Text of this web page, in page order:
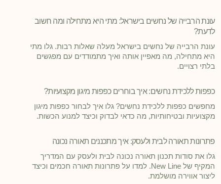
עונת הרבייה של נחשים בישראל: מתי היא מתחילה ומה חשוב
לדעת?
עונת הרבייה של נחשים בישראל מעלה שאלות רבות. גלו מתי
היא מתחילה, מה מאפיין אותה ואיך מתמודדים עם מפגשים
בלתי רצויים.
כפפות ללכידת נחשים: איך בוחרים כפפות מיגון מקצועיות?
מחפשים כפפות ללכידת נחשים? גלו איך לבחור כפפות מיגון
מקצועיות ובטיחותיות, מה כדאי לבדוק וכיצד למנוע הכשות.
פתרונות תאורה לבית ולעסק: איך מתכננים תאורה נכונה
גלו את סודות תכנון תאורה נכונה לבית ולעסק עם המדריך
המקיף של New Line. למדו על פתרונות תאורה חכמים וכיצד
ליצור אווירה מושלמת.